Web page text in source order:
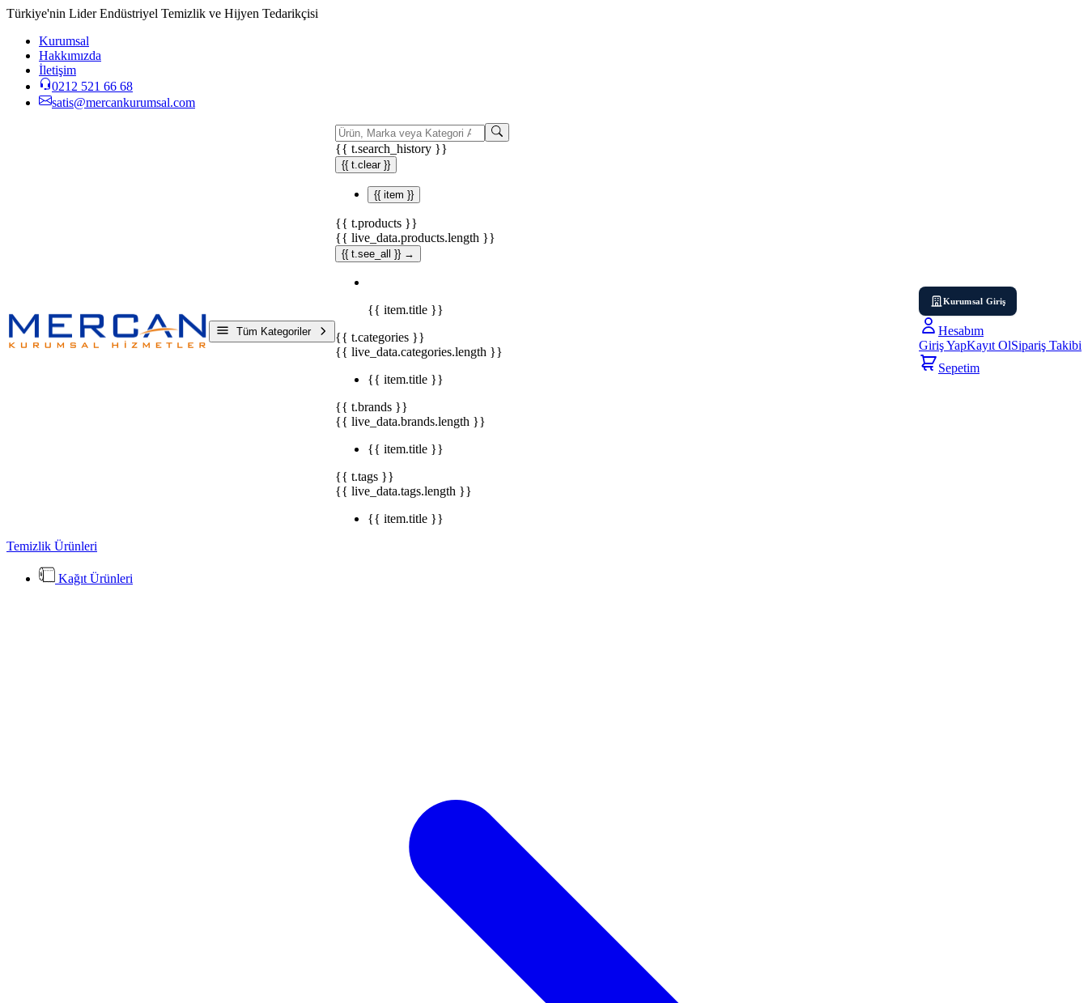
Türkiye'nin Lider Endüstriyel Temizlik ve Hijyen Tedarikçisi
Kurumsal
Hakkımızda
İletişim
0212 521 66 68
satis@mercankurumsal.com
Tüm Kategoriler
{{ t.search_history }}
{{ t.clear }}
{{ item }}
{{ t.products }}
{{ live_data.products.length }}
{{ t.see_all }} →
{{ item.title }}
{{ t.categories }}
{{ live_data.categories.length }}
{{ item.title }}
{{ t.brands }}
{{ live_data.brands.length }}
{{ item.title }}
{{ t.tags }}
{{ live_data.tags.length }}
{{ item.title }}
Kurumsal Giriş
Hesabım
Giriş YapKayıt OlSipariş Takibi
Sepetim
Temizlik Ürünleri
Kağıt Ürünleri